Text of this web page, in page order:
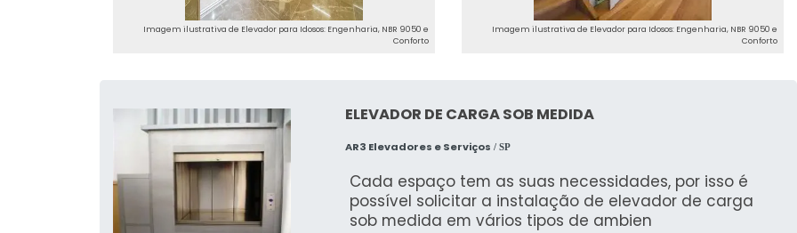
Imagem ilustrativa de Elevador para Idosos: Engenharia, NBR 9050 e
Conforto
Imagem ilustrativa de Elevador para Idosos: Engenharia, NBR 9050 e
Conforto
ELEVADOR DE CARGA SOB MEDIDA
AR3 Elevadores e Serviços / SP
Cada espaço tem as suas necessidades, por isso é
possível solicitar a instalação de elevador de carga
sob medida em vários tipos de ambien